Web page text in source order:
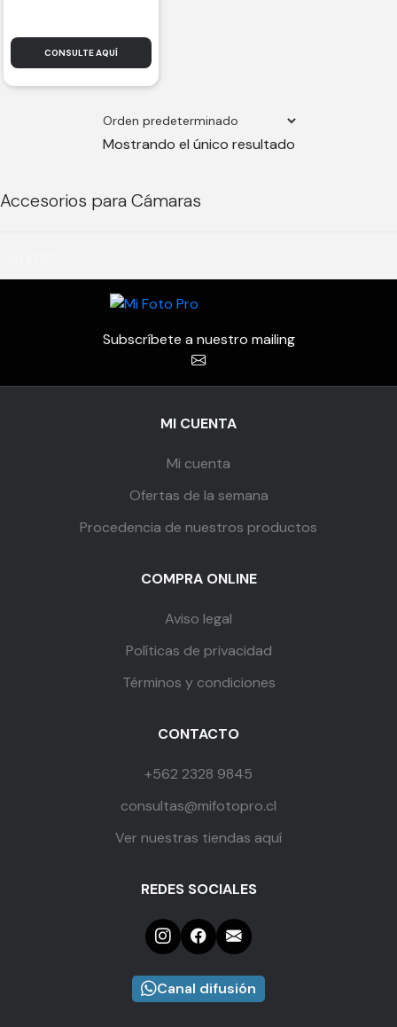
CONSULTE AQUÍ
Mostrando el único resultado
Accesorios para Cámaras
Subscríbete a nuestro mailing
MI CUENTA
Mi cuenta
Ofertas de la semana
Procedencia de nuestros productos
COMPRA ONLINE
Aviso legal
Políticas de privacidad
Términos y condiciones
CONTACTO
+562 2328 9845
consultas@mifotopro.cl
Ver nuestras tiendas aquí
REDES SOCIALES
Canal difusión